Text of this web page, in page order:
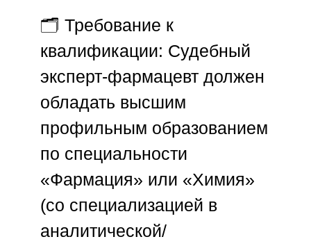
🗂 Требование к
квалификации: Судебный
эксперт-фармацевт должен
обладать высшим
профильным образованием
по специальности
«Фармация» или «Химия»
(со специализацией в
аналитической/